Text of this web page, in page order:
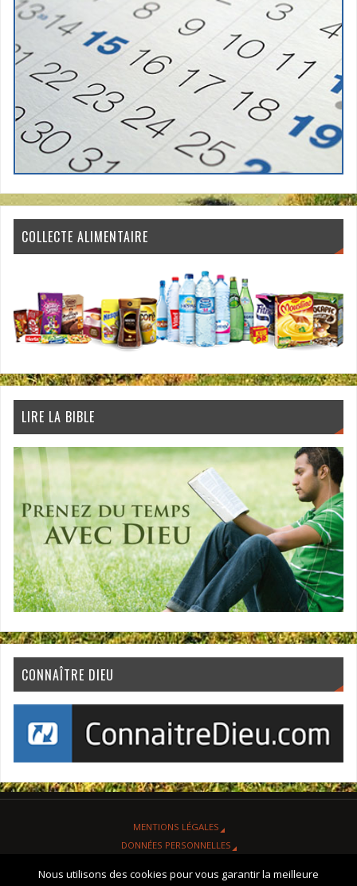
COLLECTE ALIMENTAIRE
LIRE LA BIBLE
CONNAÎTRE DIEU
MENTIONS LÉGALES
DONNÉES PERSONNELLES
CONTACT
Nous utilisons des cookies pour vous garantir la meilleure